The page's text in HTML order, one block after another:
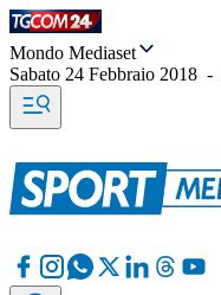
Mondo Mediaset
Sabato 24 Febbraio 2018 -